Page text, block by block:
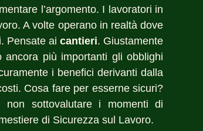
l’argomento. I lavoratori in
A volte operano in realtà dove
Pensate ai cantieri. Giustamente
più importanti gli obblighi
i benefici derivanti dalla
Cosa fare per esserne sicuri?
non sottovalutare i momenti di
di Sicurezza sul Lavoro.